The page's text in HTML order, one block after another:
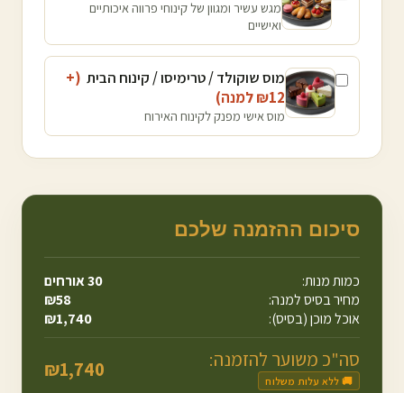
מגש עשיר ומגוון של קינוחי פרווה איכותיים
ואישיים
מוס שוקולד / טרימיסו / קינוח הבית (+
₪12 למנה)
מוס אישי מפנק לקינוח האירוח
סיכום ההזמנה שלכם
כמות מנות: 30אורחים
מחיר בסיס למנה:
₪58
אוכל מוכן (בסיס):
₪1,740
סה"כ משוער להזמנה:
🚚 ללא עלות משלוח ₪1,740